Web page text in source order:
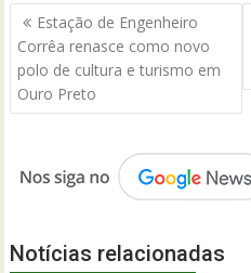
Navegação
de
Post
Estação de Engenheiro
Corrêa renasce como novo
polo de cultura e turismo em
Ouro Preto
Notícias relacionadas